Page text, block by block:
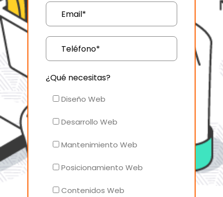
¿Qué necesitas?
Diseño Web
Desarrollo Web
Mantenimiento Web
Posicionamiento Web
Contenidos Web